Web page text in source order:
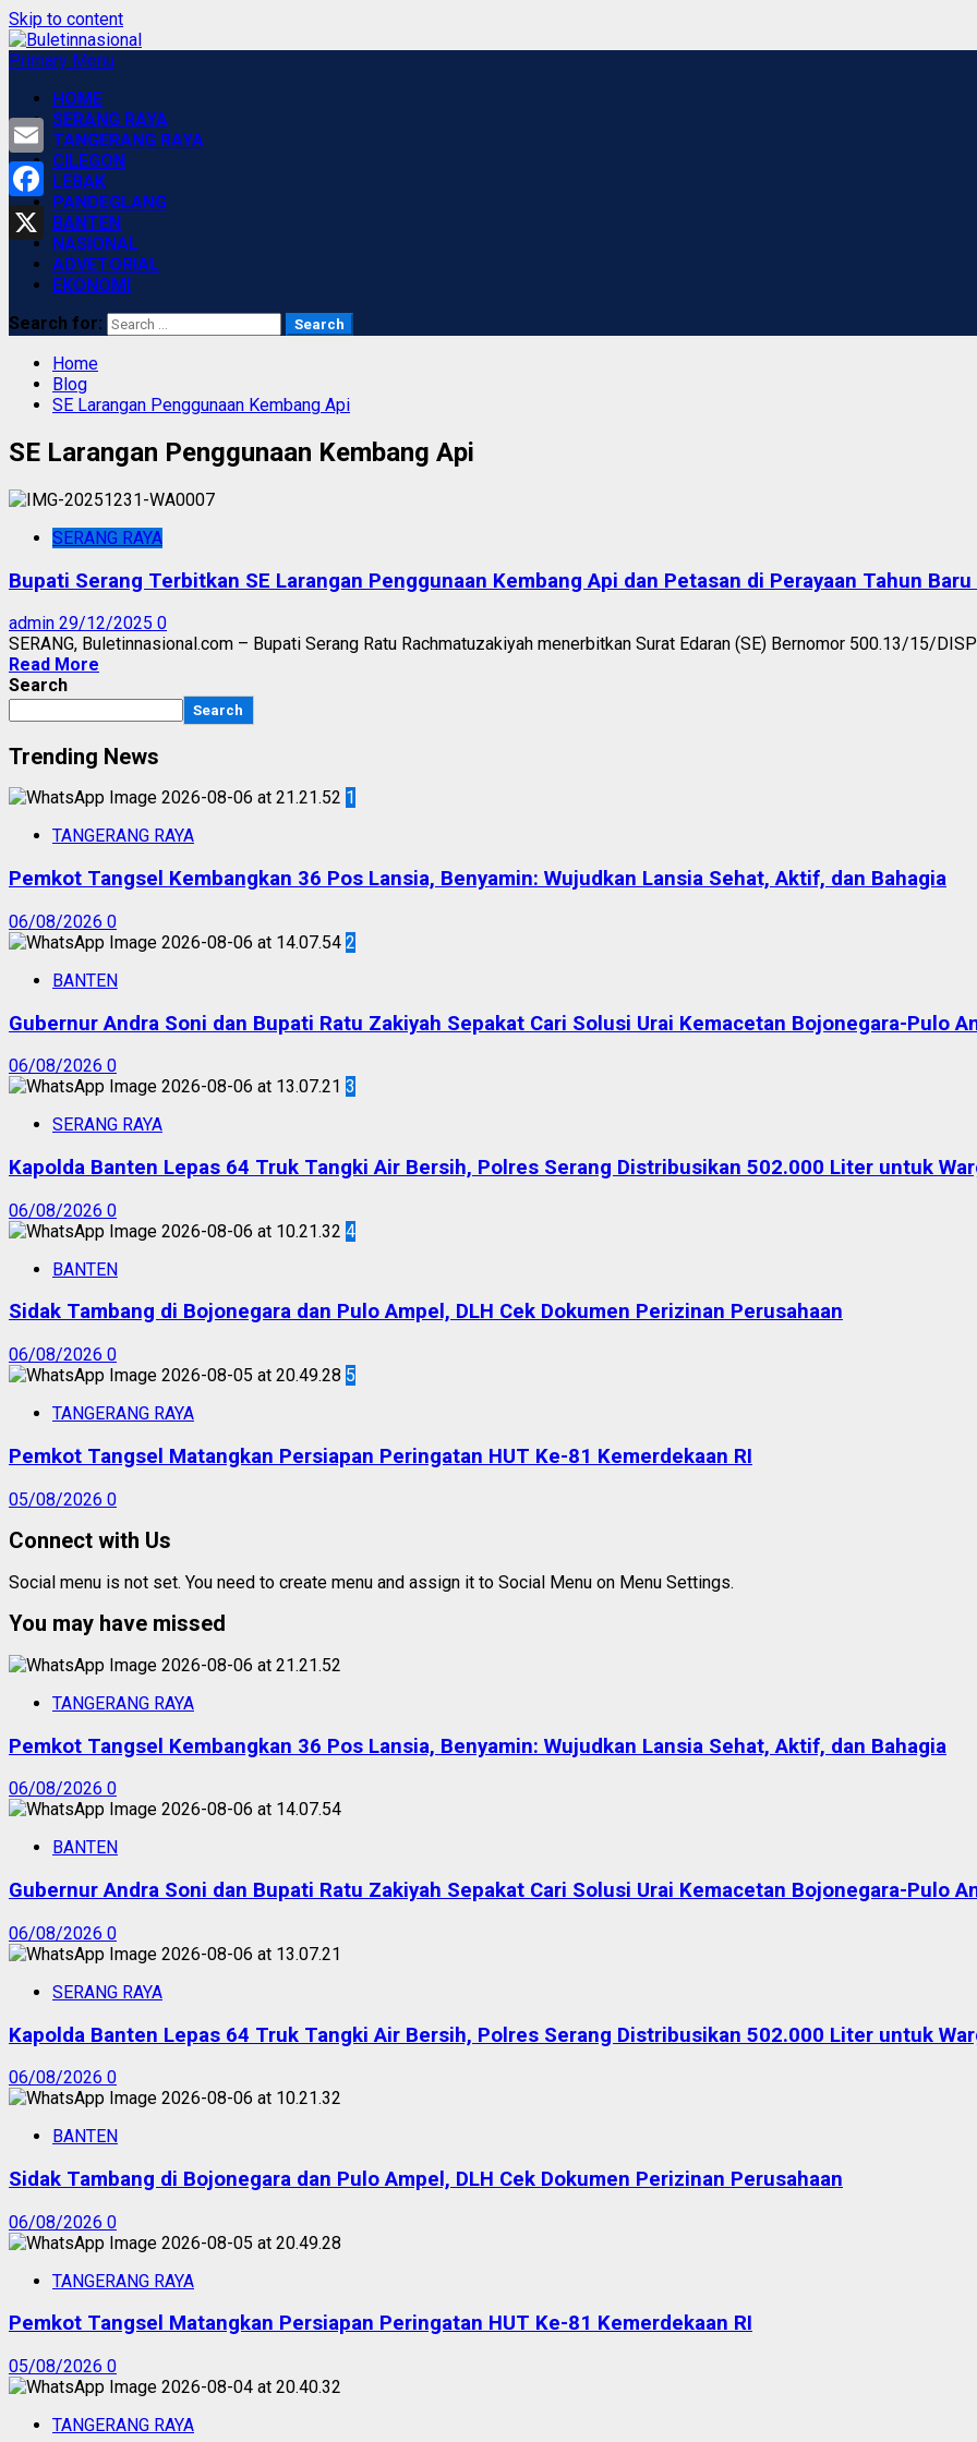
Skip to content
Primary Menu
HOME
SERANG RAYA
TANGERANG RAYA
CILEGON
LEBAK
PANDEGLANG
BANTEN
NASIONAL
ADVETORIAL
EKONOMI
Search for:
Home
Blog
SE Larangan Penggunaan Kembang Api
SE Larangan Penggunaan Kembang Api
SERANG RAYA
Bupati Serang Terbitkan SE Larangan Penggunaan Kembang Api dan Petasan di Perayaan Tahun
admin 29/12/2025 0
SERANG, Buletinnasional.com – Bupati Serang Ratu Rachmatuzakiyah menerbitkan Surat Edaran (SE) Bernomor 500.13/15/
Read More
Search
Search
Trending News
1
TANGERANG RAYA
Pemkot Tangsel Kembangkan 36 Pos Lansia, Benyamin: Wujudkan Lansia Sehat, Aktif, dan Bahagia
06/08/2026 0
2
BANTEN
Gubernur Andra Soni dan Bupati Ratu Zakiyah Sepakat Cari Solusi Urai Kemacetan Bojonegara-Pulo
06/08/2026 0
3
SERANG RAYA
Kapolda Banten Lepas 64 Truk Tangki Air Bersih, Polres Serang Distribusikan 502.000 Liter untuk
06/08/2026 0
4
BANTEN
Sidak Tambang di Bojonegara dan Pulo Ampel, DLH Cek Dokumen Perizinan Perusahaan
06/08/2026 0
5
TANGERANG RAYA
Pemkot Tangsel Matangkan Persiapan Peringatan HUT Ke-81 Kemerdekaan RI
05/08/2026 0
Connect with Us
Social menu is not set. You need to create menu and assign it to Social Menu on Menu Settings.
You may have missed
TANGERANG RAYA
Pemkot Tangsel Kembangkan 36 Pos Lansia, Benyamin: Wujudkan Lansia Sehat, Aktif, dan Bahagia
06/08/2026 0
BANTEN
Gubernur Andra Soni dan Bupati Ratu Zakiyah Sepakat Cari Solusi Urai Kemacetan Bojonegara-Pulo
06/08/2026 0
SERANG RAYA
Kapolda Banten Lepas 64 Truk Tangki Air Bersih, Polres Serang Distribusikan 502.000 Liter untuk
06/08/2026 0
BANTEN
Sidak Tambang di Bojonegara dan Pulo Ampel, DLH Cek Dokumen Perizinan Perusahaan
06/08/2026 0
TANGERANG RAYA
Pemkot Tangsel Matangkan Persiapan Peringatan HUT Ke-81 Kemerdekaan RI
05/08/2026 0
TANGERANG RAYA
Email
Facebook